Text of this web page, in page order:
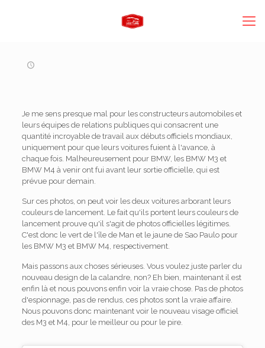
Je me sens presque mal pour les constructeurs automobiles et
leurs équipes de relations publiques qui consacrent une
quantité incroyable de travail aux débuts officiels mondiaux,
uniquement pour que leurs voitures fuient à l'avance, à
chaque fois. Malheureusement pour BMW, les BMW M3 et
BMW M4 à venir ont fui avant leur sortie officielle, qui est
prévue pour demain.
Sur ces photos, on peut voir les deux voitures arborant leurs
couleurs de lancement. Le fait qu'ils portent leurs couleurs de
lancement prouve qu'il s'agit de photos officielles légitimes.
C'est donc le vert de l'île de Man et le jaune de Sao Paulo pour
les BMW M3 et BMW M4, respectivement.
Mais passons aux choses sérieuses. Vous voulez juste parler du
nouveau design de la calandre, non? Eh bien, maintenant il est
enfin là et nous pouvons enfin voir la vraie chose. Pas de photos
d'espionnage, pas de rendus, ces photos sont la vraie affaire.
Nous pouvons donc maintenant voir le nouveau visage officiel
des M3 et M4, pour le meilleur ou pour le pire.